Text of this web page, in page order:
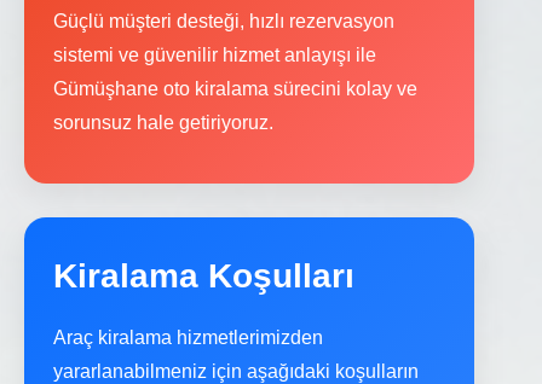
Güçlü müşteri desteği, hızlı rezervasyon
sistemi ve güvenilir hizmet anlayışı ile
Gümüşhane oto kiralama sürecini kolay ve
sorunsuz hale getiriyoruz.
Kiralama Koşulları
Araç kiralama hizmetlerimizden
yararlanabilmeniz için aşağıdaki koşulların